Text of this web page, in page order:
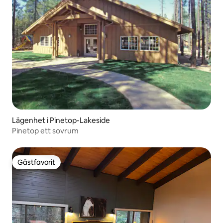
Lägenhet i Pinetop-Lakeside
Pinetop ett sovrum
Gästfavorit
Gästfavorit